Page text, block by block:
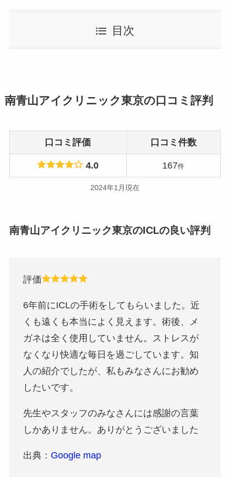
目次
南青山アイクリニック東京の口コミ評判
口コミ評価 口コミ件数
4.0 167件
2024年1月現在
南青山アイクリニック東京のICLの良い評判
評価
6年前にICLの手術をしてもらいました。近
くも遠くも本当によく見えます。術後、メ
ガネは全く使用していません。ストレスが
なくなり快適な毎日を過ごしています。知
人の紹介でしたが、私もみなさんにお勧め
したいです。
先生やスタッフのみなさんには感謝の言葉
しかありません。ありがとうございました
出典： Google map